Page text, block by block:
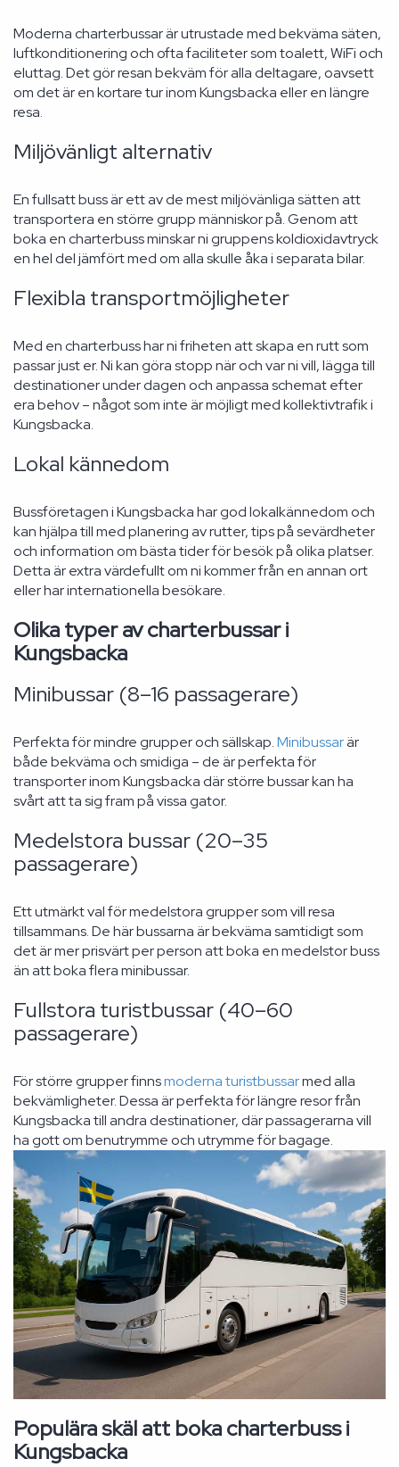
Moderna charterbussar är utrustade med bekväma säten,
luftkonditionering och ofta faciliteter som toalett, WiFi och
eluttag. Det gör resan bekväm för alla deltagare, oavsett
om det är en kortare tur inom Kungsbacka eller en längre
resa.
Miljövänligt alternativ
En fullsatt buss är ett av de mest miljövänliga sätten att
transportera en större grupp människor på. Genom att
boka en charterbuss minskar ni gruppens koldioxidavtryck
en hel del jämfört med om alla skulle åka i separata bilar.
Flexibla transportmöjligheter
Med en charterbuss har ni friheten att skapa en rutt som
passar just er. Ni kan göra stopp när och var ni vill, lägga till
destinationer under dagen och anpassa schemat efter
era behov – något som inte är möjligt med kollektivtrafik i
Kungsbacka.
Lokal kännedom
Bussföretagen i Kungsbacka har god lokalkännedom och
kan hjälpa till med planering av rutter, tips på sevärdheter
och information om bästa tider för besök på olika platser.
Detta är extra värdefullt om ni kommer från en annan ort
eller har internationella besökare.
Olika typer av charterbussar i
Kungsbacka
Minibussar (8–16 passagerare)
Perfekta för mindre grupper och sällskap.Minibussarär
både bekväma och smidiga – de är perfekta för
transporter inom Kungsbacka där större bussar kan ha
svårt att ta sig fram på vissa gator.
Medelstora bussar (20–35
passagerare)
Ett utmärkt val för medelstora grupper som vill resa
tillsammans. De här bussarna är bekväma samtidigt som
det är mer prisvärt per person att boka en medelstor buss
än att boka flera minibussar.
Fullstora turistbussar (40–60
passagerare)
För större grupper finnsmoderna turistbussarmed alla
bekvämligheter. Dessa är perfekta för längre resor från
Kungsbacka till andra destinationer, där passagerarna vill
ha gott om benutrymme och utrymme för bagage.
Populära skäl att boka charterbuss i
Kungsbacka